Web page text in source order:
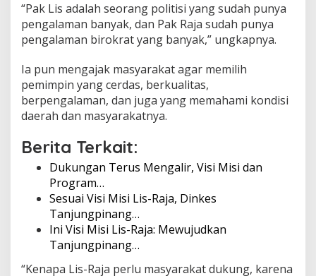
“Pak Lis adalah seorang politisi yang sudah punya
pengalaman banyak, dan Pak Raja sudah punya
pengalaman birokrat yang banyak,” ungkapnya.
Ia pun mengajak masyarakat agar memilih
pemimpin yang cerdas, berkualitas,
berpengalaman, dan juga yang memahami kondisi
daerah dan masyarakatnya.
Berita Terkait:
Dukungan Terus Mengalir, Visi Misi dan
Program…
Sesuai Visi Misi Lis-Raja, Dinkes
Tanjungpinang…
Ini Visi Misi Lis-Raja: Mewujudkan
Tanjungpinang…
“Kenapa Lis-Raja perlu masyarakat dukung, karena